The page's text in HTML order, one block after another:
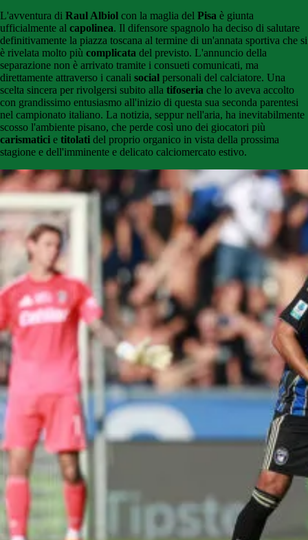
L'avventura di Raul Albiol con la maglia del Pisa è giunta
ufficialmente al capolinea. Il difensore spagnolo ha deciso di salutare
definitivamente la piazza toscana al termine di un'annata sportiva che si
è rivelata molto più complicata del previsto. L'annuncio della
separazione non è arrivato tramite i consueti comunicati, ma
direttamente attraverso i canali social personali del calciatore. Una
scelta sincera per rivolgersi subito alla tifoseria che lo aveva accolto
con grandissimo entusiasmo all'inizio di questa sua seconda parentesi
nel campionato italiano. La notizia, seppur nell'aria, ha inevitabilmente
scosso l'ambiente pisano, che perde così uno dei giocatori più
carismatici e titolati del proprio organico in vista della prossima
stagione e dell'imminente e delicato calciomercato estivo.